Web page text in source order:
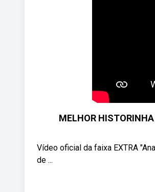
MELHOR
Vídeo oficial da faixa EXTRA
de ...